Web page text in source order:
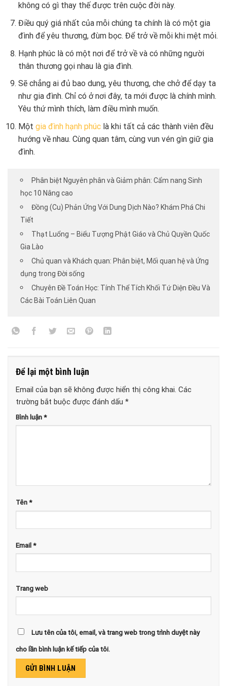
không có gì thay thế được trên cuộc đời này.
Điều quý giá nhất của mỗi chúng ta chính là có một gia
đình để yêu thương, đùm bọc. Để trở về mỗi khi mệt mỏi.
Hạnh phúc là có một nơi để trở về và có những người
thân thương gọi nhau là gia đình.
Sẽ chẳng ai đủ bao dung, yêu thương, che chở để dạy ta
như gia đình. Chỉ có ở nơi đây, ta mới được là chính mình.
Yêu thứ mình thích, làm điều mình muốn.
Một gia đình hạnh phúclà khi tất cả các thành viên đều
hướng về nhau. Cùng quan tâm, cùng vun vén gìn giữ gia
đình.
Phân biệt Nguyên phân và Giảm phân: Cẩm nang Sinh
học 10 Nâng cao
Đồng (Cu) Phản Ứng Với Dung Dịch Nào? Khám Phá Chi
Tiết
Thạt Luổng – Biểu Tượng Phật Giáo và Chủ Quyền Quốc
Gia Lào
Chủ quan và Khách quan: Phân biệt, Mối quan hệ và Ứng
dụng trong Đời sống
Chuyên Đề Toán Học: Tính Thể Tích Khối Tứ Diện Đều Và
Các Bài Toán Liên Quan
Để lại một bình luận
Email của bạn sẽ không được hiển thị công khai. Các
trường bắt buộc được đánh dấu *
Bình luận*
Tên*
Email*
Trang web
Lưu tên của tôi, email, và trang web trong trình duyệt này
cho lần bình luận kế tiếp của tôi.